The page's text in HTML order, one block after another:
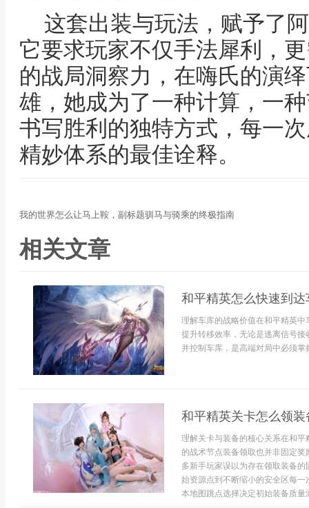
这套出装与玩法，赋予了
它要求玩家不仅手法犀利，
的战局洞察力，在嗨氏的演
雄，她成为了一种计算，一
书写胜利的独特方式，每一
精妙体系的最佳诠释。
我的世界怎么让马上鞍，副标题驯马与骑乘的终极指南
相关文章
和平精英怎么快速到
理解车库的战略价值在和平精英
提升转移效率，无论是逃离信号
并控制车库，是高端对局中必须
和平精英关卡怎么领
理解关卡与装备的核心关系在和
的战术节点装备领取也并非固定
多新手玩家误以为存在领取装备
始资源点到不断缩小的安全区每
本地图跳点选择决定初始装备质量